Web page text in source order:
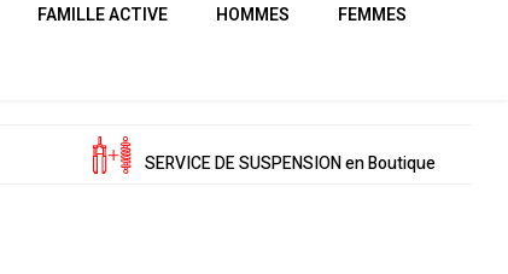
FAMILLE ACTIVE HOMMES FEMMES
SERVICE DE SUSPENSION en Boutique